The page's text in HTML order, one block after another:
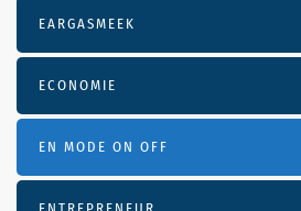
EARGASMEEK
ECONOMIE
EN MODE ON OFF